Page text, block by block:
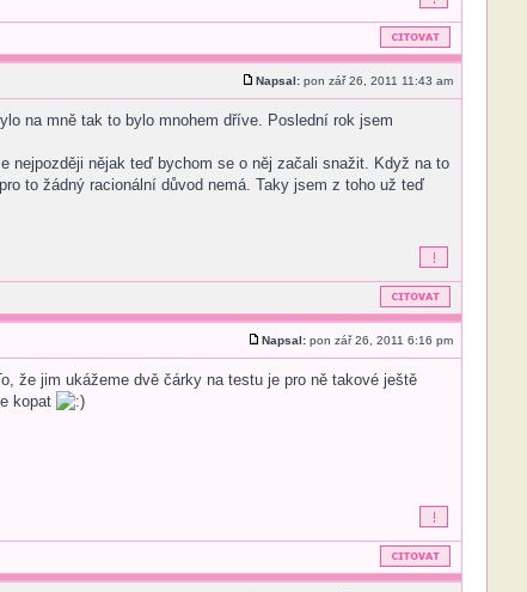
Napsal:pon zář 26, 2011 11:43 am
na mně tak to bylo mnohem dříve. Poslední rok jsem
nejpozději nějak teď bychom se o něj začali snažit. Když na to
to žádný racionální důvod nemá. Taky jsem z toho už teď
Napsal:pon zář 26, 2011 6:16 pm
že jim ukážeme dvě čárky na testu je pro ně takové ještě
kopat